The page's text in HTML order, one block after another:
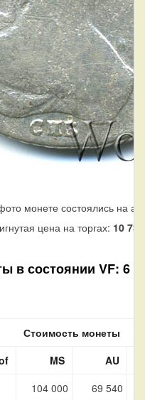
монете состоялись на
цена на торгах: 10 736
в состоянии VF: 6
Стоимость монеты
MS
AU
104 000
69 540